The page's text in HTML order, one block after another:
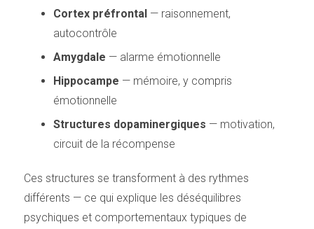
Cortex préfrontal — raisonnement,
autocontrôle
Amygdale — alarme émotionnelle
Hippocampe — mémoire, y compris
émotionnelle
Structures dopaminergiques — motivation,
circuit de la récompense
Ces structures se transforment à des rythmes
différents — ce qui explique les déséquilibres
psychiques et comportementaux typiques de